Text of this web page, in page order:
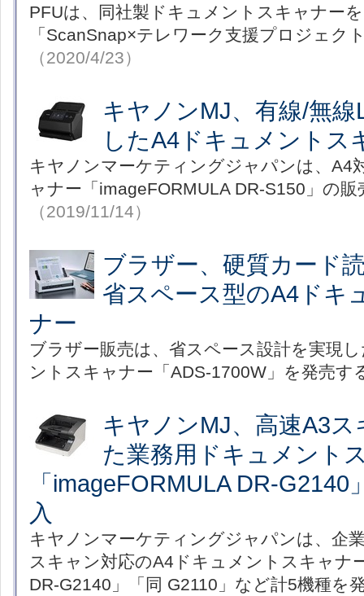
PFUは、同社製ドキュメントスキャナー
「ScanSnap×テレワーク支援プロジェク
（2020/4/23）
キヤノンMJ、有線/無
したA4ドキュメントス
キヤノンマーケティングジャパンは、A4
ャナー「imageFORMULA DR-S150」の
（2019/11/14）
ブラザー、硬質カード
省スペース型のA4ドキ
ナー
ブラザー販売は、省スペース設計を実現
ントスキャナー「ADS-1700W」を発売す
キヤノンMJ、高速A3
た業務用ドキュメント
「imageFORMULA DR-
入
キヤノンマーケティングジャパンは、企
スキャン対応のA4ドキュメントスキャナ
DR-G2140」「同 G2110」など計5機種を